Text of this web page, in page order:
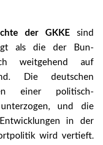
der GKKE sind
als die der Bun­
weitgehend auf
Die deutschen
einer politisch-
und die
in der
wird vertieft.